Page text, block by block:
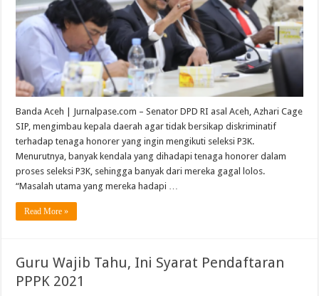
Banda Aceh | Jurnalpase.com – Senator DPD RI asal Aceh, Azhari Cage
SIP, mengimbau kepala daerah agar tidak bersikap diskriminatif
terhadap tenaga honorer yang ingin mengikuti seleksi P3K.
Menurutnya, banyak kendala yang dihadapi tenaga honorer dalam
proses seleksi P3K, sehingga banyak dari mereka gagal lolos.
“Masalah utama yang mereka hadapi …
Read More »
Guru Wajib Tahu, Ini Syarat Pendaftaran
PPPK 2021